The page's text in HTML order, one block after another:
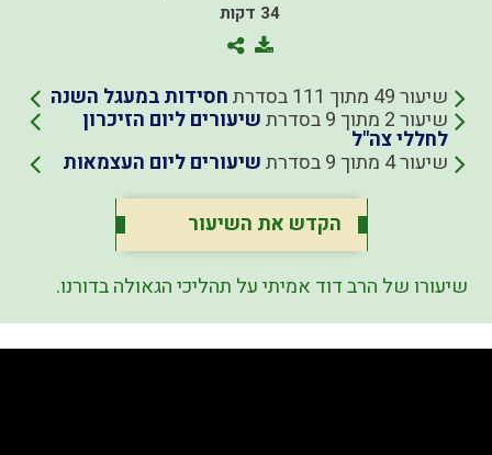
34 דקות
שיעור 49 מתוך 111 בסדרת חסידות במעגל השנה
שיעור 2 מתוך 9 בסדרת שיעורים ליום הזיכרון
לחללי צה"ל
שיעור 4 מתוך 9 בסדרת שיעורים ליום העצמאות
הקדש את השיעור
שיעורו של הרב דוד אמיתי על תהליכי הגאולה בדורנו.